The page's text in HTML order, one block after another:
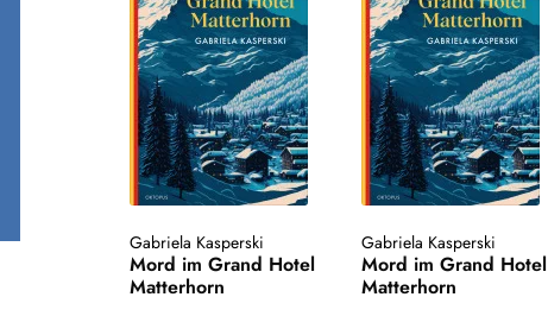
Gabriela Kasperski
Mord im Grand Hotel
Matterhorn
Gabriela Kasperski
Mord im Grand Hotel
Matterhorn